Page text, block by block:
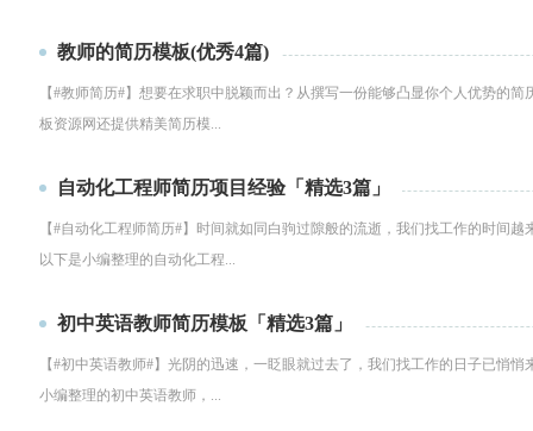
教师的简历模板(优秀4篇)
【#教师简历#】想要在求职中脱颖而出？从撰写一份能够凸显你个人优势的
板资源网还提供精美简历模...
自动化工程师简历项目经验「精选3篇」
【#自动化工程师简历#】时间就如同白驹过隙般的流逝，我们找工作的时间
以下是小编整理的自动化工程...
初中英语教师简历模板「精选3篇」
【#初中英语教师#】光阴的迅速，一眨眼就过去了，我们找工作的日子已悄
小编整理的初中英语教师，...